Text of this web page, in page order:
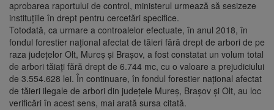
aprobarea raportului de control, ministerul urmează să sesizeze
instituţiile în drept pentru cercetări specifice.
Totodată, ca urmare a controalelor efectuate, în anul 2018, în
fondul forestier naţional afectat de tăieri fără drept de arbori de pe
raza judeţelor Olt, Mureş şi Braşov, a fost constatat un volum total
de arbori tăiaţi fără drept de 6.744 mc, cu o valoare a prejudiciului
de 3.554.628 lei. În continuare, în fondul forestier naţional afectat
de tăieri ilegale de arbori din judeţele Mureş, Braşov şi Olt, au loc
verificări în acest sens, mai arată sursa citată.